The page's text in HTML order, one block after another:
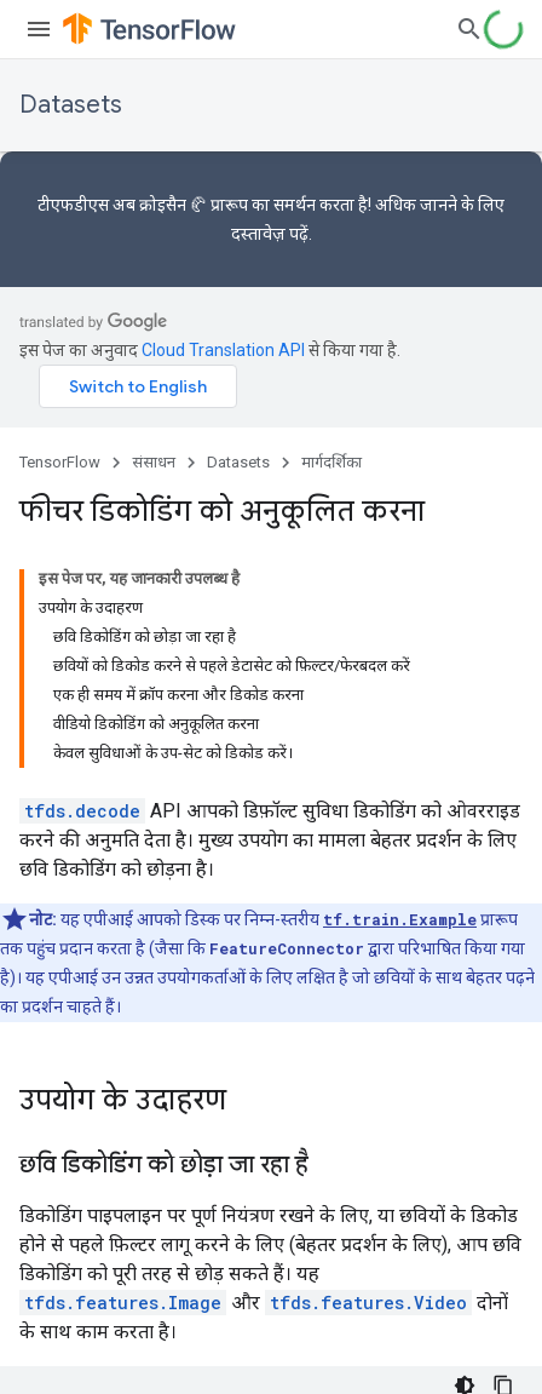
Datasets
टीएफडीएस अबक्रोइसैन 🥐 प्रारूप कासमर्थन करता है! अधिक जानने के लिए
दस्तावेज़पढ़ें.
इस पेज का अनुवादCloud Translation API से किया गया है.
TensorFlow संसाधन Datasets मार्गदर्शिका
फीचर डिकोडिंग को अनुकूलित करना
इस पेज पर, यह जानकारी उपलब्ध है
उपयोग के उदाहरण
छवि डिकोडिंग को छोड़ा जा रहा है
छवियों को डिकोड करने से पहले डेटासेट को फ़िल्टर/फेरबदल करें
एक ही समय में क्रॉप करना और डिकोड करना
वीडियो डिकोडिंग को अनुकूलित करना
केवल सुविधाओं के उप-सेट को डिकोड करें।
tfds.decode API आपको डिफ़ॉल्ट सुविधा डिकोडिंग को ओवरराइड
करने की अनुमति देता है। मुख्य उपयोग का मामला बेहतर प्रदर्शन के लिए
छवि डिकोडिंग को छोड़ना है।
नोट: यह एपीआई आपको डिस्क पर निम्न-स्तरीय tf.train.Exampleप्रारूप
तक पहुंच प्रदान करता है (जैसा कि FeatureConnector द्वारा परिभाषित किया गया
है)। यह एपीआई उन उन्नत उपयोगकर्ताओं के लिए लक्षित है जो छवियों के साथ बेहतर पढ़ने
का प्रदर्शन चाहते हैं।
उपयोग के उदाहरण
छवि डिकोडिंग को छोड़ा जा रहा है
डिकोडिंग पाइपलाइन पर पूर्ण नियंत्रण रखने के लिए, या छवियों के डिकोड
होने से पहले फ़िल्टर लागू करने के लिए (बेहतर प्रदर्शन के लिए), आप छवि
डिकोडिंग को पूरी तरह से छोड़ सकते हैं। यह
tfds.features.Image और tfds.features.Video दोनों
के साथ काम करता है।